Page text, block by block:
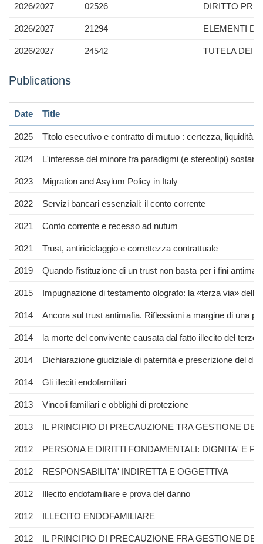
2026/2027 02526 DIRITTO
2026/2027 21294 ELEMENTI DI
2026/2027 24542 TUTELA DEI
Publications
Date Title
2025 Titolo esecutivo e contratto di mutuo : certezza, liquidità
2024 L'interesse del minore fra paradigmi (e stereotipi)
2023 Migration and Asylum Policy in Italy
2022 Servizi bancari essenziali: il conto corrente
2021 Conto corrente e recesso ad nutum
2021 Trust, antiriciclaggio e correttezza contrattuale
2019 Quando l’istituzione di un trust non basta per i fini
2015 Impugnazione di testamento olografo: la «terza via» delle
2014 Ancora sul trust antimafia. Riflessioni a margine di una
2014 la morte del convivente causata dal fatto illecito del terzo:
2014 Dichiarazione giudiziale di paternità e prescrizione del
2014 Gli illeciti endofamiliari
2013 Vincoli familiari e obblighi di protezione
2013 IL PRINCIPIO DI PRECAUZIONE TRA GESTIONE
2012 PERSONA E DIRITTI FONDAMENTALI: DIGNITA' E
2012 RESPONSABILITA' INDIRETTA E OGGETTIVA
2012 Illecito endofamiliare e prova del danno
2012 ILLECITO ENDOFAMILIARE
2012 IL PRINCIPIO DI PRECAUZIONE FRA GESTIONE